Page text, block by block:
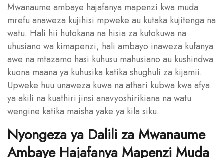
Mwanaume ambaye hajafanya mapenzi kwa muda
mrefu anaweza kujihisi mpweke au kutaka kujitenga na
watu. Hali hii hutokana na hisia za kutokuwa na
uhusiano wa kimapenzi, hali ambayo inaweza kufanya
awe na mtazamo hasi kuhusu mahusiano au kushindwa
kuona maana ya kuhusika katika shughuli za kijamii.
Upweke huu unaweza kuwa na athari kubwa kwa afya
ya akili na kuathiri jinsi anavyoshirikiana na watu
wengine katika maisha yake ya kila siku.
Nyongeza ya Dalili za Mwanaume
Ambaye Hajafanya Mapenzi Muda